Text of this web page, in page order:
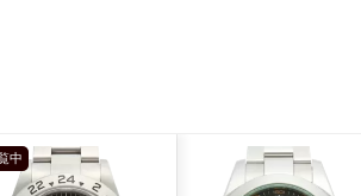
中